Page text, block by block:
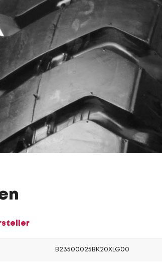
B23500025BK20XLG00